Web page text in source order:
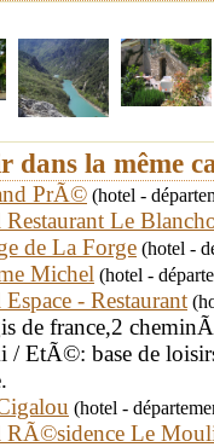
dans la même
PrÃ© (hotel -
Restaurant Le
de La Forge (hotel -
Michel (hotel -
- Restaurant
de france,2
/ EtÃ©: base de
(hotel -
RÃ©sidence Le